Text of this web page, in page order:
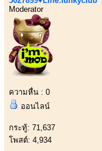
Moderator
ความหื่น : 0
ออนไลน์
กระทู้: 71,637
โพสต์: 4,934